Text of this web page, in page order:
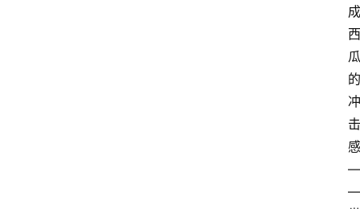
成
西
瓜
的
冲
击
感
—
—